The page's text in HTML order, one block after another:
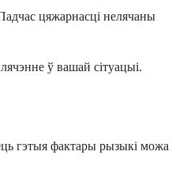
цяжарнасці нелячаны
ў вашай сітуацыі.
гэтыя фактары рызыкі можа